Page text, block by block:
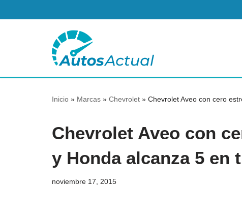
contenido
Inicio » Marcas » Chevrolet » Chevrolet Aveo con cero
Chevrolet Aveo con
y Honda alcanza 5 en
noviembre 17, 2015